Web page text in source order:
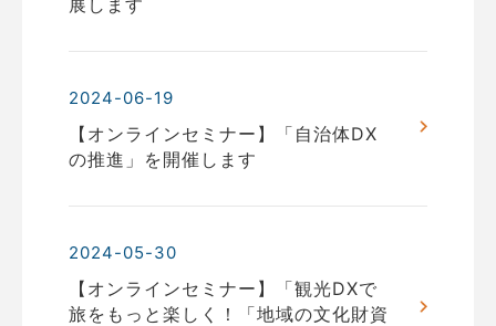
展します
2024-06-19
【オンラインセミナー】「自治体DX
の推進」を開催します
2024-05-30
【オンラインセミナー】「観光DXで
旅をもっと楽しく！「地域の文化財資